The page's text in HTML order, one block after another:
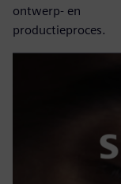
ontwerp- en
productieproces.